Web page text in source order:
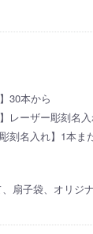
30本から
レーザー彫刻名
刻名入れ】1本ま
扇子袋、オリジ